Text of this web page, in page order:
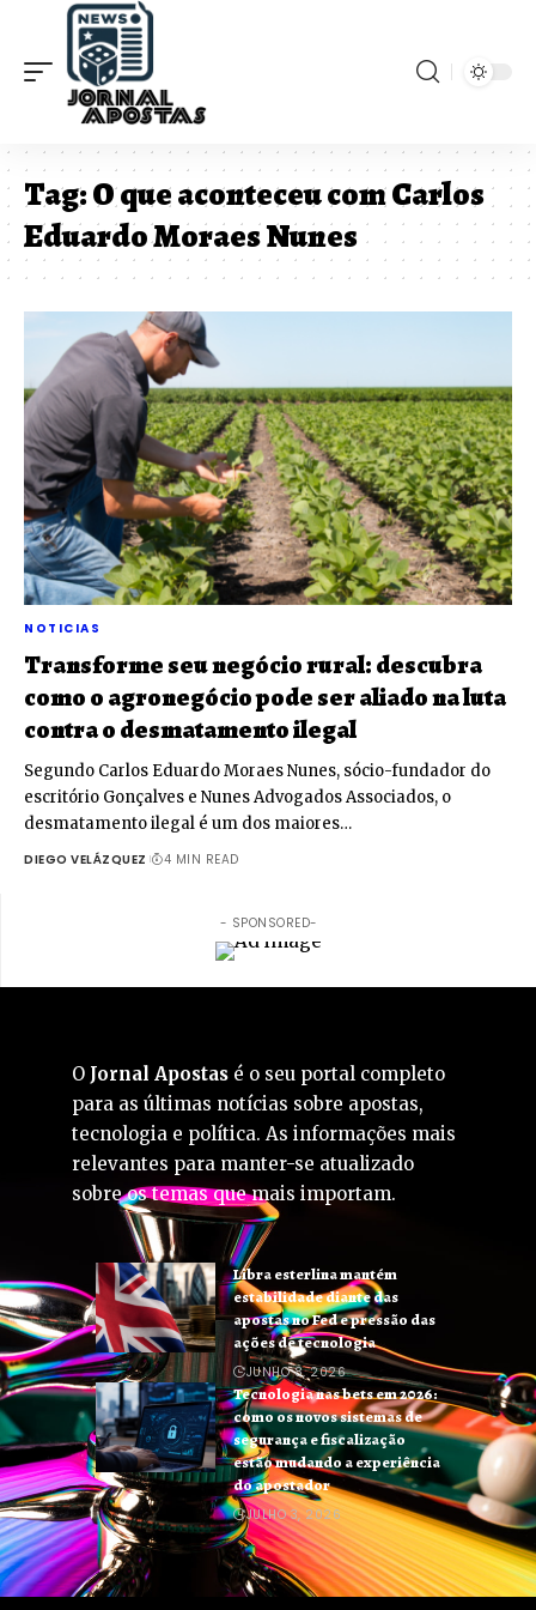
Tag:O que aconteceu com Carlos
Eduardo Moraes Nunes
NOTICIAS
Transforme seu negócio rural: descubra
como o agronegócio pode ser aliado na luta
contra o desmatamento ilegal
Segundo Carlos Eduardo Moraes Nunes, sócio-fundador do
escritório Gonçalves e Nunes Advogados Associados, o
desmatamento ilegal é um dos maiores…
DIEGO VELÁZQUEZ 4 MIN READ
- SPONSORED-
O Jornal Apostas é o seu portal completo
para as últimas notícias sobre apostas,
tecnologia e política. As informações mais
relevantes para manter-se atualizado
sobre os temas que mais importam.
Libra esterlina mantém
estabilidade diante das
apostas no Fed e pressão das
ações de tecnologia
JUNHO 8, 2026
Tecnologia nas bets em 2026:
como os novos sistemas de
segurança e fiscalização
estão mudando a experiência
do apostador
JULHO 3, 2026